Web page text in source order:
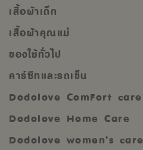
เสื้อผ้าเด็ก
เสื้อผ้าคุณแม่
ของใช้ทั่วไป
คาร์ซีทและรถเข็น
Dodolove ComFort care
Dodolove Home Care
Dodolove women’s care